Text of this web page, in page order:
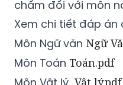
chấm đối với môn
Xem chi tiết đáp án
Môn Ngữ văn Ngữ
Môn Toán Toán.pdf
Vật lý.pdf